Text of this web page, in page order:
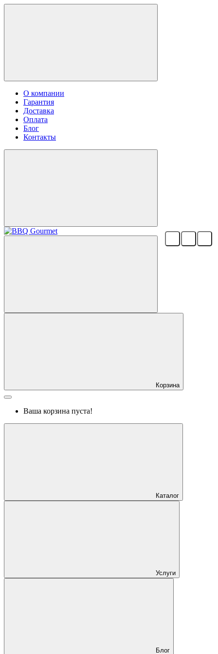
О компании
Гарантия
Доставка
Оплата
Блог
Контакты
Корзина
Ваша корзина пуста!
Каталог
Услуги
Блог